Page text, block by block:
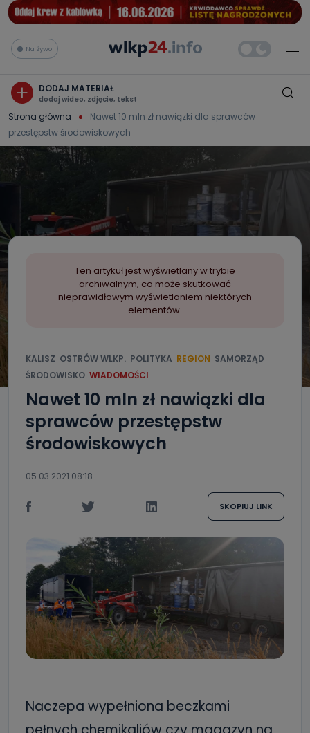
Na żywo
DODAJ MATERIAŁ
dodaj wideo, zdjęcie, tekst
Strona główna
Nawet 10 mln zł nawiązki dla sprawców
przestępstw środowiskowych
Ten artykuł jest wyświetlany w trybie
archiwalnym, co może skutkować
nieprawidłowym wyświetlaniem niektórych
elementów.
KALISZ OSTRÓW WLKP. POLITYKA REGION SAMORZĄD
ŚRODOWISKO WIADOMOŚCI
Nawet 10 mln zł nawiązki dla
sprawców przestępstw
środowiskowych
05.03.2021 08:18
SKOPIUJ LINK
Naczepa wypełniona beczkami